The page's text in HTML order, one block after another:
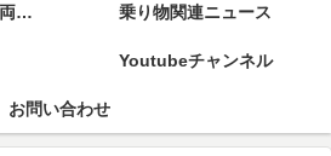
高速バス バス会社別車両・設備・シート紹介 乗り物関連ニュース
Youtubeチャンネル
お問い合わせ